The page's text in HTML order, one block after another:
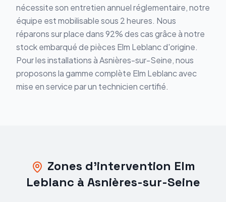
nécessite son entretien annuel réglementaire, notre
équipe est mobilisable sous 2 heures. Nous
réparons sur place dans 92% des cas grâce à notre
stock embarqué de pièces Elm Leblanc d'origine.
Pour les installations à Asnières-sur-Seine, nous
proposons la gamme complète Elm Leblanc avec
mise en service par un technicien certifié.
Zones d'intervention Elm
Leblanc à Asnières-sur-Seine